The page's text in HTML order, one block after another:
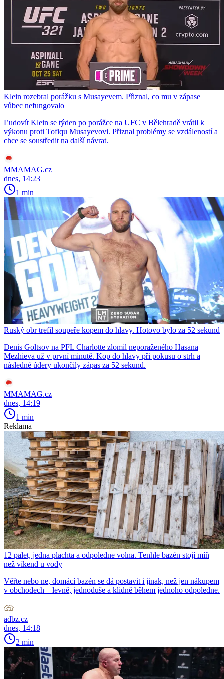
Klein rozebral porážku s Musayevem. Přiznal, co mu v zápase
vůbec nefungovalo
Ľudovít Klein se týden po porážce na UFC v Bělehradě vrátil k
výkonu proti Tofiqu Musayevovi. Přiznal problémy se vzdáleností a
chce se soustředit na další návrat.
MMAMAG.cz
dnes, 14:23
1 min
Ruský obr trefil soupeře kopem do hlavy. Hotovo bylo za 52 sekund
Denis Goltsov na PFL Charlotte zlomil neporaženého Hasana
Mezhieva už v první minutě. Kop do hlavy při pokusu o strh a
následné údery ukončily zápas za 52 sekund.
MMAMAG.cz
dnes, 14:19
1 min
Reklama
12 palet, jedna plachta a odpoledne volna. Tenhle bazén stojí míň
než víkend u vody
Věřte nebo ne, domácí bazén se dá postavit i jinak, než jen nákupem
v obchodech – levně, jednoduše a klidně během jednoho odpoledne.
adbz.cz
dnes, 14:18
2 min